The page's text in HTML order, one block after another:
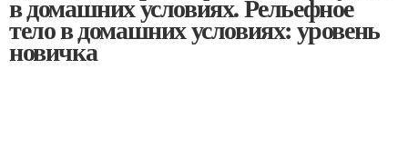
в домашних условиях. Рельефное
тело в домашних условиях: уровень
новичка